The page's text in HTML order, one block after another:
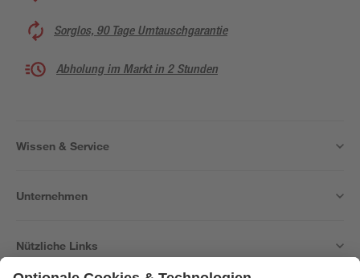
Sorglos, 90 Tage Umtauschgarantie
Abholung im Markt in 2 Stunden
Wissen & Service
Unternehmen
Nützliche Links